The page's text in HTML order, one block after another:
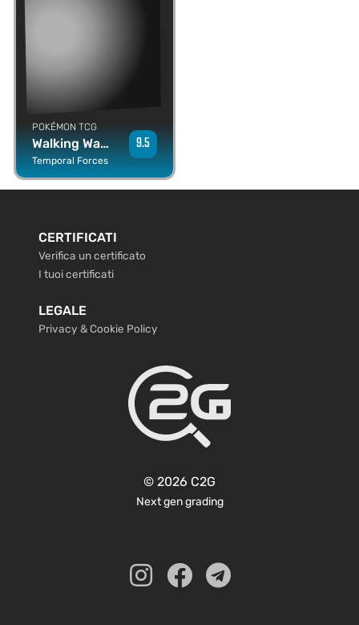
POKÉMON TCG
Walking Wake ex
Temporal Forces
9.5
CERTIFICATI
Verifica un certificato
I tuoi certificati
LEGALE
Privacy & Cookie Policy
© 2026 C2G
Next gen grading